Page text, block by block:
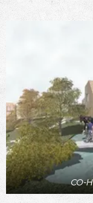
CO-